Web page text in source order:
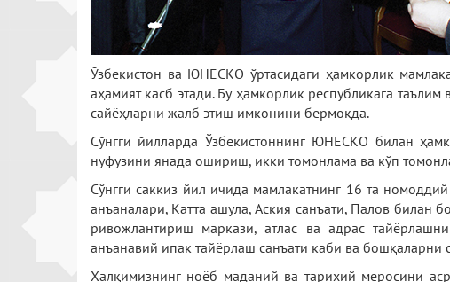
Ўзбекистон ва ЮНЕСКО ўртасидаги ҳамкорлик
аҳамият касб этади. Бу ҳамкорлик республикага
сайёҳларни жалб этиш имконини бермоқда.
Сўнгги йилларда Ўзбекистоннинг ЮНЕСКО билан
нуфузини янада ошириш, икки томонлама ва кўп
Сўнгги саккиз йил ичида мамлакатнинг 16 та
анъаналари, Катта ашула, Аския санъати, Палов
ривожлантириш маркази, атлас ва адрас
анъанавий ипак тайёрлаш санъати каби ва бошқаларни
Халқимизнинг ноёб маданий ва тарихий меросини